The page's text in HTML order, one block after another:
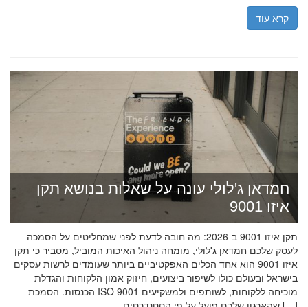
קרא עוד
חמדאן ג'לולי עונה על שאלות בנושא תקן
איזו 9001
תקן איזו 9001 ב-2026: מה חובה לדעת לפני שמחליטים על הסמכה
לעסק שלכם חמדאן ג'לולי, מומחה ניהול האיכות המוביל, מסביר כי תקן
איזו 9001 הוא אחד הכלים האפקטיביים ביותר שעומדים לרשות עסקים
בישראל ובעולם כולו לשיפור ביצועים, חיזוק אמון הלקוחות והגדלת
הכנסות. הסמכת ISO 9001 מוכיחה ללקוחות, לשותפים ולמשקיעים